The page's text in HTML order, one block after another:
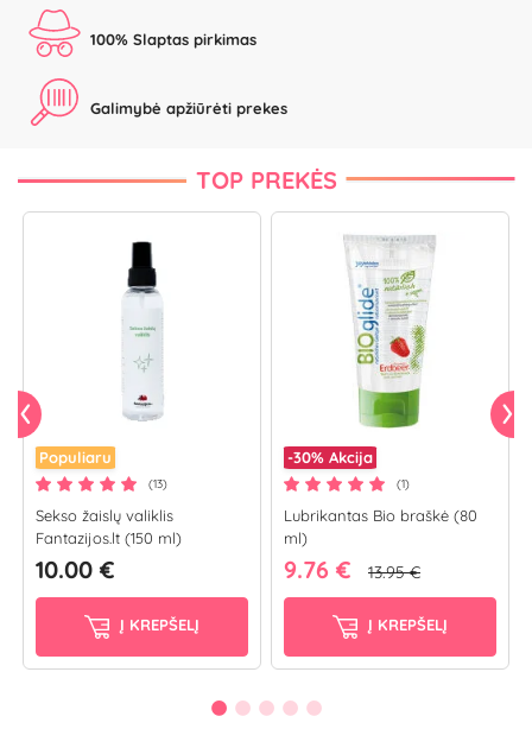
100% Slaptas pirkimas
Galimybė apžiūrėti prekes
TOP PREKĖS
Populiaru
(13)
Sekso žaislų valiklis
Fantazijos.lt (150 ml)
10.00 €
Į KREPŠELĮ
-30% Akcija
(1)
Lubrikantas Bio braškė (80
ml)
9.76 € 13.95 €
Į KREPŠELĮ